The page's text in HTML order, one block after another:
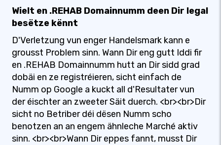
Wielt en .REHAB Domainnumm deen Dir legal
besëtze kënnt
D'Verletzung vun enger Handelsmark kann e
grousst Problem sinn. Wann Dir eng gutt Iddi fir
en .REHAB Domainnumm hutt an Dir sidd grad
dobäi en ze registréieren, sicht einfach de
Numm op Google a kuckt all d'Resultater vun
der éischter an zweeter Säit duerch. <br><br>Dir
sicht no Betriber déi dësen Numm scho
benotzen an an engem ähnleche Marché aktiv
sinn. <br><br>Wann Dir eppes fannt, musst Dir